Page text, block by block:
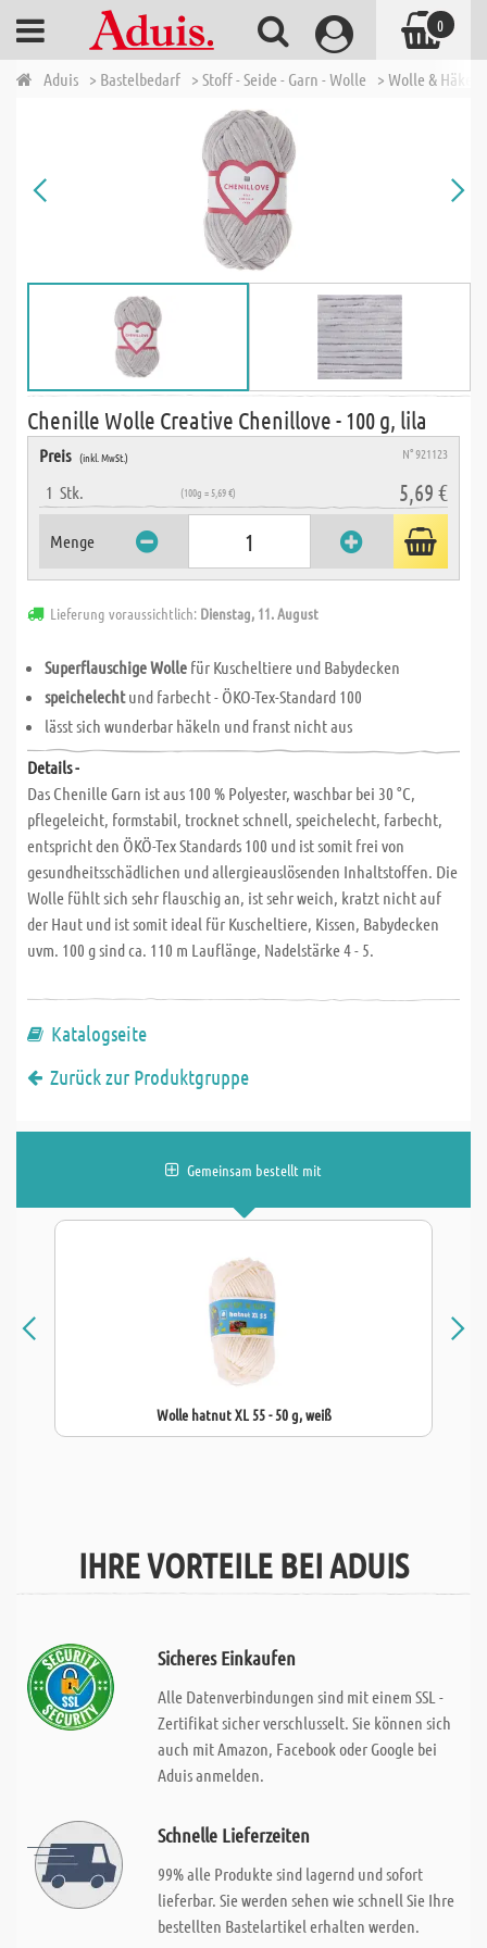
Aduis > Bastelbedarf > Stoff - Seide - Garn - Wolle > Wolle &
Chenille Wolle Creative Chenillove - 100 g, lila
Preis (inkl. MwSt.) N° 921123
1 Stk. (100g = 5,69 €) 5,69 €
Menge
Lieferung voraussichtlich: Dienstag, 11. August
Superflauschige Wolle für Kuscheltiere und Babydecken
speichelechtund farbecht - ÖKO-Tex-Standard 100
lässt sich wunderbar häkeln und franst nicht aus
Details -
Das Chenille Garn ist aus 100 % Polyester, waschbar bei 30 °C,
pflegeleicht, formstabil, trocknet schnell, speichelecht, farbecht,
entspricht den ÖKÖ-Tex Standards 100 und ist somit frei von
gesundheitsschädlichen und allergieauslösenden Inhaltstoffen. Die
Wolle fühlt sich sehr flauschig an, ist sehr weich, kratzt nicht auf
der Haut und ist somit ideal für Kuscheltiere, Kissen, Babydecken
uvm. 100 g sind ca. 110 m Lauflänge, Nadelstärke 4 - 5.
Katalogseite
Zurück zur Produktgruppe
Gemeinsam bestellt mit
Wolle hatnut XL 55 - 50 g, weiß
IHRE VORTEILE BEI ADUIS
Sicheres Einkaufen
Alle Datenverbindungen sind mit einem SSL -
Zertifikat sicher verschlusselt. Sie können sich
auch mit Amazon, Facebook oder Google bei
Aduis anmelden.
Schnelle Lieferzeiten
99% alle Produkte sind lagernd und sofort
lieferbar. Sie werden sehen wie schnell Sie Ihre
bestellten Bastelartikel erhalten werden.
0